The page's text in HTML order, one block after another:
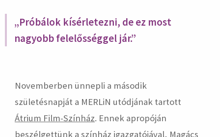
hirdetés
„Próbálok kísérletezni, de ez most
nagyobb felelősséggel jár.”
Novemberben ünnepli a második
születésnapját a MERLiN utódjának tartott
Átrium Film-Színház. Ennek apropóján
beszélgettünk a színház igazgatójával, Magács